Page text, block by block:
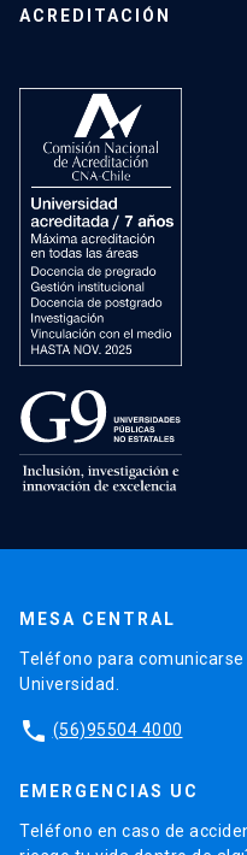
ACREDITACIÓN
MESA CENTRAL
Teléfono para
Universidad.
phone (56)95504 4000
EMERGENCIAS UC
Teléfono en caso de